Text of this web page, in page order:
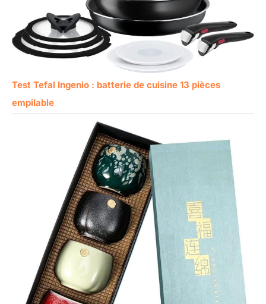
Test Tefal Ingenio : batterie de cuisine 13 pièces
empilable